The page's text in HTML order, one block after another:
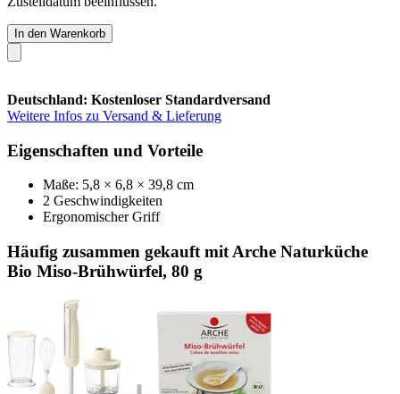
In den Warenkorb
Deutschland: Kostenloser Standardversand
Weitere Infos zu Versand & Lieferung
Eigenschaften und Vorteile
Maße: 5,8 × 6,8 × 39,8 cm
2 Geschwindigkeiten
Ergonomischer Griff
Häufig zusammen gekauft mit Arche Naturküche
Bio Miso-Brühwürfel, 80 g